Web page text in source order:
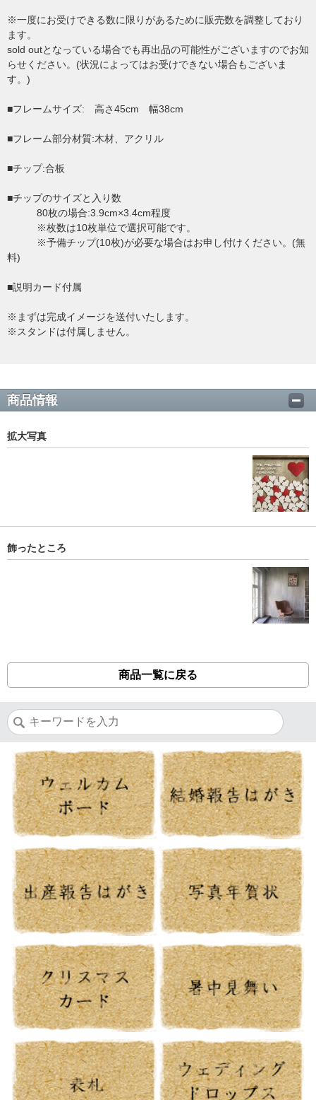
※一度にお受けできる数に限りがあるために販売数を調整しており
ます。
sold outとなっている場合でも再出品の可能性がございますのでお知
らせください。(状況によってはお受けできない場合もございま
す。)
■フレームサイズ: 高さ45cm 幅38cm
■フレーム部分材質:木材、アクリル
■チップ:合板
■チップのサイズと入り数
80枚の場合:3.9cm×3.4cm程度
※枚数は10枚単位で選択可能です。
※予備チップ(10枚)が必要な場合はお申し付けください。(無
料)
■説明カード付属
※まずは完成イメージを送付いたします。
※スタンドは付属しません。
商品情報
拡大写真
飾ったところ
商品一覧に戻る